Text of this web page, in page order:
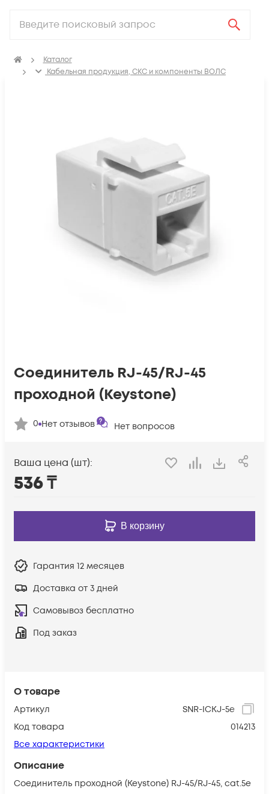
Каталог
Кабельная продукция, СКС и компоненты ВОЛС
О товаре
Артикул
SNR-ICKJ-5e
Код товара
014213
Все характеристики
Описание
Соединитель проходной (Keystone) RJ-45/RJ-45, cat.5e
Соединитель RJ-45/RJ-45
проходной (Keystone)
0 Нет отзывов Нет вопросов
Ваша цена (шт):
536₸
В корзину
Гарантия 12 месяцев
Доставка от 3 дней
Самовывоз бесплатно
Под заказ